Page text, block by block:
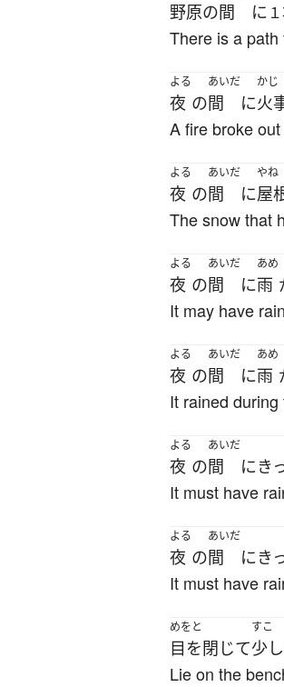
野原の間 に １
There is a
よる
夜 の
あいだ
間 に
かじ
火
A fire broke
よる
夜 の
あいだ
間 に
やね
屋
The snow that
よる
夜 の
あいだ
間 に
あめ
雨
It may have
よる
夜 の
あいだ
間 に
あめ
雨
It rained during
よる
夜 の
あいだ
間 にき
It must have
よる
夜 の
あいだ
間 にき
It must have
めをと
目を閉じて
すこ
少し
Lie on the